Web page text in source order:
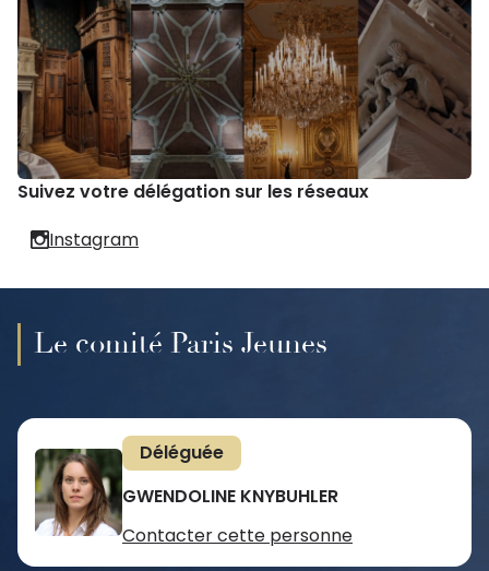
Suivez votre délégation sur les réseaux
Instagram
Le comité Paris Jeunes
Déléguée
GWENDOLINE KNYBUHLER
Contacter cette personne